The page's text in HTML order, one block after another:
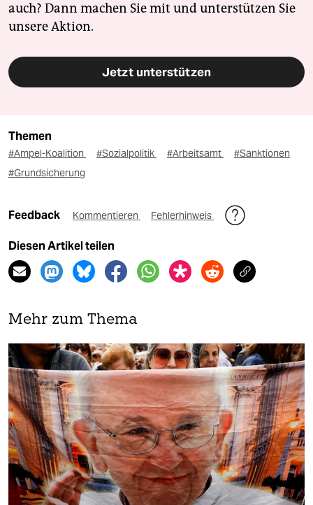
auch? Dann machen Sie mit und unterstützen Sie
unsere Aktion.
Jetzt unterstützen
Themen
#Ampel-Koalition #Sozialpolitik #Arbeitsamt
#Sanktionen
#Grundsicherung
Feedback Kommentieren Fehlerhinweis
Diesen Artikel teilen
Mehr zum Thema